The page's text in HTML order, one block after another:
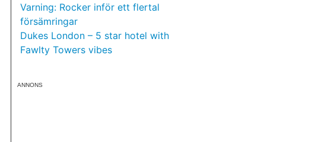
Varning: Rocker inför ett flertal
försämringar
Dukes London – 5 star hotel with
Fawlty Towers vibes
ANNONS